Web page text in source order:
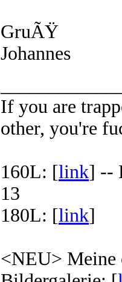
GruÃŸ
Johannes
If you are
other, you're
160L: [link] --
13
180L: [link]
<NEU> Meine